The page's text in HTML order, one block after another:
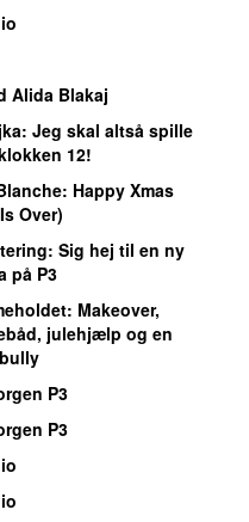
Alida Blakaj
: Jeg skal altså spille
12!
: Happy Xmas
Over)
: Sig hej til en ny
på P3
: Makeover,
julehjælp og en
P3
P3